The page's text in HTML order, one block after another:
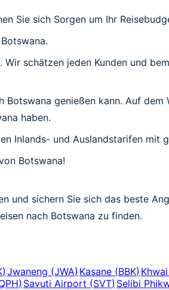
Sie sich Sorgen um Ihr
schätzen jeden Kunden und
genießen kann. Auf
haben.
Inlands- und Auslandstarifen mit
Botswana!
und sichern Sie sich das beste
nach Botswana zu finden.
)Jwaneng (JWA)Kasane (BBK)
) Savuti Airport (SVT) Selibi